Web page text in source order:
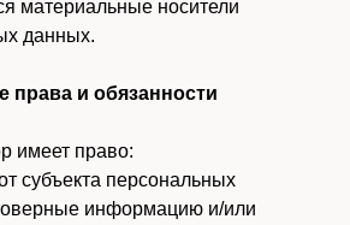
материальные носители
данных.
права и обязанности
имеет право:
субъекта персональных
информацию и/или